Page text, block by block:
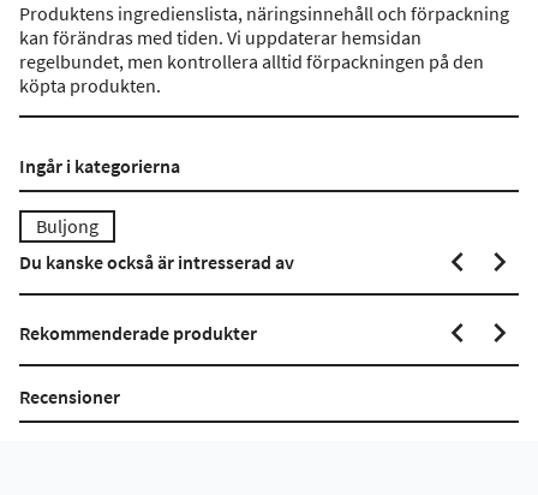
Produktens ingredienslista, näringsinnehåll och förpackning
kan förändras med tiden. Vi uppdaterar hemsidan
regelbundet, men kontrollera alltid förpackningen på den
köpta produkten.
Ingår i kategorierna
Buljong
Du kanske också är intresserad av
Rekommenderade produkter
Recensioner